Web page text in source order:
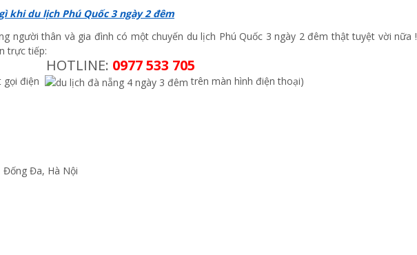
khi du lịch Phú Quốc 3 ngày 2 đêm
người thân và gia đình có một chuyến du lịch Phú Quốc 3 ngày 2 đêm thật tuyệt vời nữa !
trực tiếp:
HOTLINE: 0977 533 705
gọi điện
trên màn hình điện thoại)
Đống Đa, Hà Nội